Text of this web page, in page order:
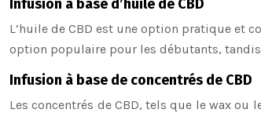
Infusion à base d’huile de CBD
L’huile de CBD est une option pratique et
option populaire pour les débutants,
Infusion à base de concentrés de CBD
Les concentrés de CBD, tels que le wax